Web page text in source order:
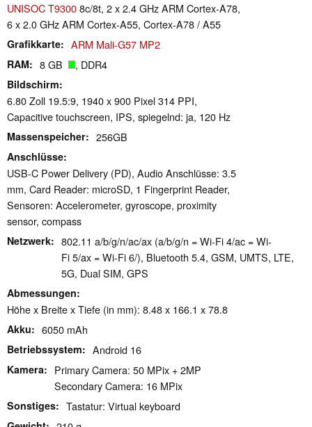
UNISOC T93008c/8t, 2 x 2.4 GHz ARM Cortex-A78,
6 x 2.0 GHz ARM Cortex-A55, Cortex-A78 / A55
Grafikkarte ARM Mali-G57 MP2
RAM 8 GB , DDR4
Bildschirm
6.80 Zoll 19.5:9, 1940 x 900 Pixel 314 PPI,
Capacitive touchscreen, IPS, spiegelnd: ja, 120 Hz
Massenspeicher 256GB
Anschlüsse
USB-C Power Delivery (PD), Audio Anschlüsse: 3.5
mm, Card Reader: microSD, 1 Fingerprint Reader,
Sensoren: Accelerometer, gyroscope, proximity
sensor, compass
Netzwerk
802.11 a/b/g/n/ac/ax (a/b/g/n = Wi-Fi 4/ac = Wi-
Fi 5/ax = Wi-Fi 6/), Bluetooth 5.4, GSM, UMTS, LTE,
5G, Dual SIM, GPS
Abmessungen
Höhe x Breite x Tiefe (in mm): 8.48 x 166.1 x 78.8
Akku 6050 mAh
Betriebssystem Android 16
Kamera
Primary Camera: 50 MPix + 2MP
Secondary Camera: 16 MPix
Sonstiges Tastatur: Virtual keyboard